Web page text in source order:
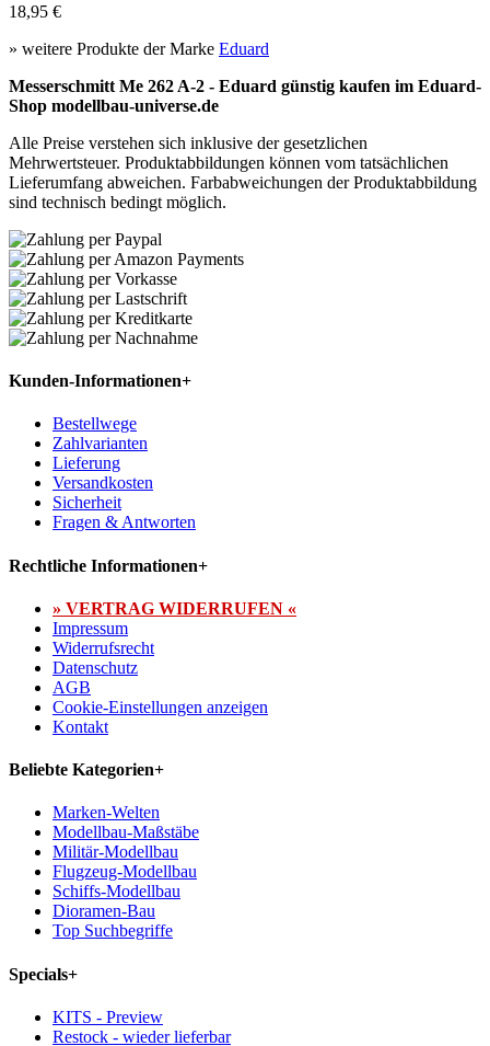
18,95 €
» weitere Produkte der Marke Eduard
Messerschmitt Me 262 A-2 - Eduard günstig kaufen im Eduard-
Shop modellbau-universe.de
Alle Preise verstehen sich inklusive der gesetzlichen
Mehrwertsteuer. Produktabbildungen können vom tatsächlichen
Lieferumfang abweichen. Farbabweichungen der Produktabbildung
sind technisch bedingt möglich.
Kunden-Informationen+
Bestellwege
Zahlvarianten
Lieferung
Versandkosten
Sicherheit
Fragen & Antworten
Rechtliche Informationen+
» VERTRAG WIDERRUFEN «
Impressum
Widerrufsrecht
Datenschutz
AGB
Cookie-Einstellungen anzeigen
Kontakt
Beliebte Kategorien+
Marken-Welten
Modellbau-Maßstäbe
Militär-Modellbau
Flugzeug-Modellbau
Schiffs-Modellbau
Dioramen-Bau
Top Suchbegriffe
Specials+
KITS - Preview
Restock - wieder lieferbar